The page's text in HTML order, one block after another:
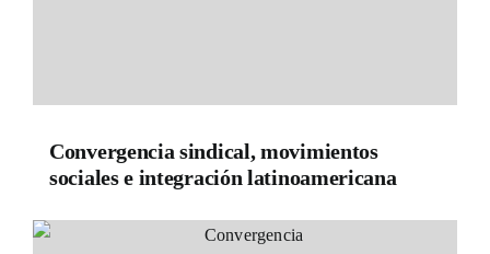
Convergencia sindical, movimientos
sociales e integración latinoamericana